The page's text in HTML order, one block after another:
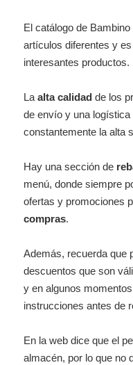
El catálogo de
artículos diferentes y
interesantes productos.
Laalta calidad de los
de envío y una
constantemente la alta
Hay una sección de
menú, donde siempre
ofertas y promociones
compras.
Además, recuerda que
descuentos que son
y en algunos
instrucciones antes de
En la web dice que el
almacén, por lo que no